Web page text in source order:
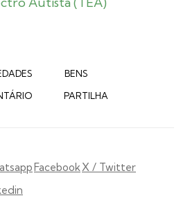
BENS
PARTILHA
FacebookX / Twitter